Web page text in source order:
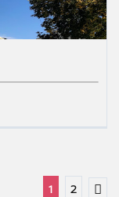
1 2